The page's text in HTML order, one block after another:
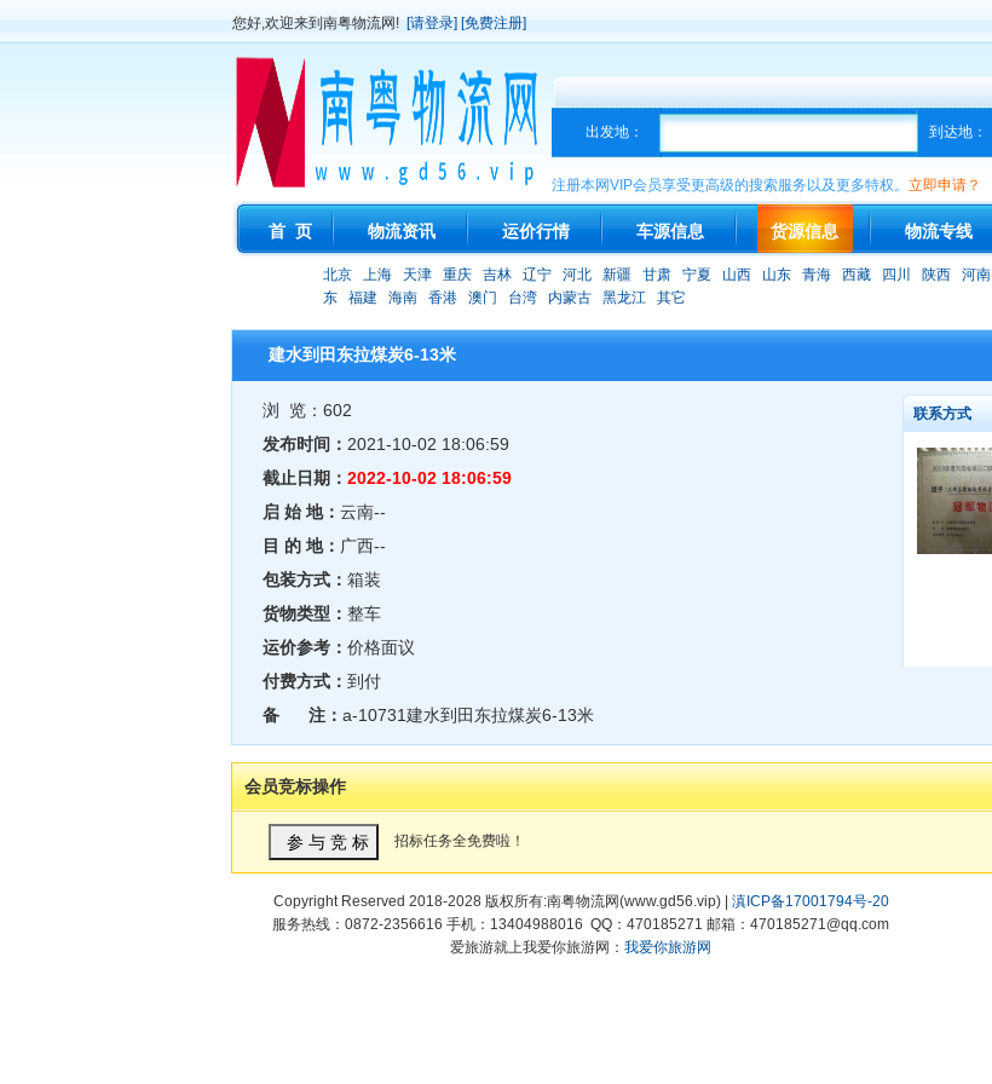
您好,欢迎来到南粤物流网! [请登录] [免费注册]
出发地： 到达地：
注册本网VIP会员享受更高级的搜索服务以及更多特权。 立即申请？
首 页 物流资讯 运价行情 车源信息 货源信息 物流专线
北京 上海 天津 重庆 吉林 辽宁 河北 新疆 甘肃 宁夏 山西 山东 青海 西藏 四川 陕西 河南
东
福建 海南 香港 澳门 台湾 内蒙古 黑龙江 其它
建水到田东拉煤炭6-13米
浏 览：602
发布时间： 2021-10-02 18:06:59
截止日期： 2022-10-02 18:06:59
启 始 地： 云南--
目 的 地： 广西--
包装方式： 箱装
货物类型： 整车
运价参考： 价格面议
付费方式： 到付
备 注： a-10731建水到田东拉煤炭6-13米
联系方式
会员竞标操作
招标任务全免费啦！
Copyright Reserved 2018-2028 版权所有:南粤物流网(www.gd56.vip) | 滇ICP备17001794号-20
服务热线：0872-2356616 手机：13404988016 QQ：470185271 邮箱：470185271@qq.com
爱旅游就上我爱你旅游网： 我爱你旅游网